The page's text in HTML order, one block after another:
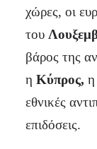
χώρες, οι
του
βάρος της
η Κύπρος, η
εθνικές
επιδόσεις.